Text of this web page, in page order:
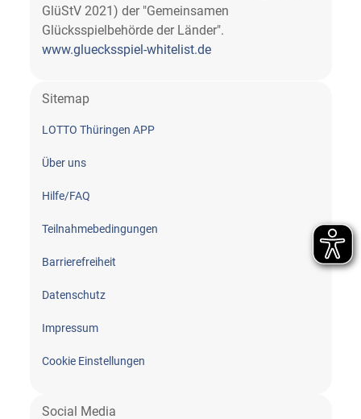
GlüStV 2021) der "Gemeinsamen
Glücksspielbehörde der Länder".
www.gluecksspiel-whitelist.de
Sitemap
LOTTO Thüringen APP
Über uns
Hilfe/FAQ
Teilnahme­bedingungen
Barrierefreiheit
Datenschutz
Impressum
Cookie Einstellungen
Social Media